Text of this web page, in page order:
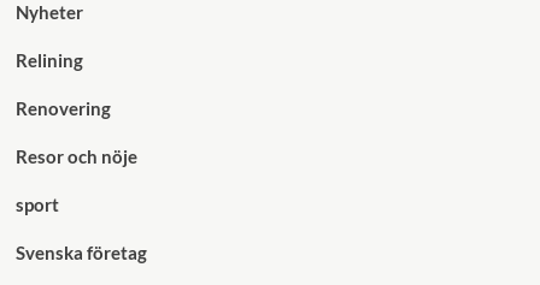
Nyheter
Relining
Renovering
Resor och nöje
sport
Svenska företag